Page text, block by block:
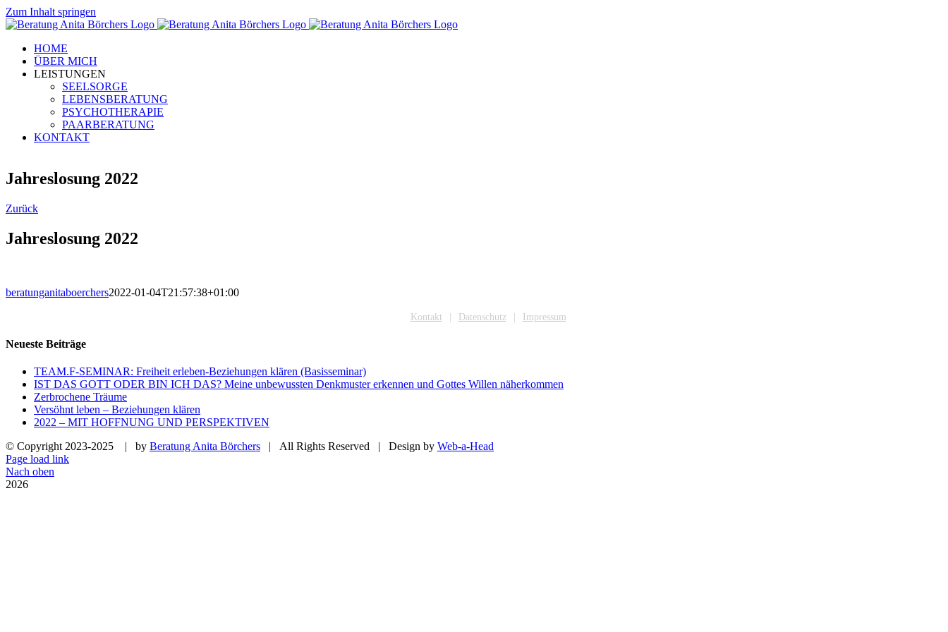
Zum Inhalt springen
HOME
ÜBER MICH
LEISTUNGEN
SEELSORGE
LEBENSBERATUNG
PSYCHOTHERAPIE
PAARBERATUNG
KONTAKT
Jahreslosung 2022
Zurück
Jahreslosung 2022
beratunganitaboerchers2022-01-04T21:57:38+01:00
Kontakt Datenschutz Impressum
Neueste Beiträge
TEAM.F-SEMINAR: Freiheit erleben-Beziehungen klären (Basisseminar)
IST DAS GOTT ODER BIN ICH DAS? Meine unbewussten Denkmuster erkennen und Gottes Willen näherkommen
Zerbrochene Träume
Versöhnt leben – Beziehungen klären
2022 – MIT HOFFNUNG UND PERSPEKTIVEN
© Copyright 2023-2025
| by Beratung Anita Börchers | All Rights Reserved | Design by Web-a-Head
Page load link
Nach oben
2026